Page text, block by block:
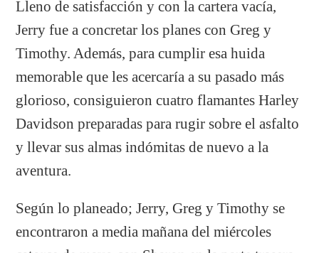
Lleno de satisfacción y con la cartera vacía,
Jerry fue a concretar los planes con Greg y
Timothy. Además, para cumplir esa huida
memorable que les acercaría a su pasado más
glorioso, consiguieron cuatro flamantes Harley
Davidson preparadas para rugir sobre el asfalto
y llevar sus almas indómitas de nuevo a la
aventura.
Según lo planeado; Jerry, Greg y Timothy se
encontraron a media mañana del miércoles